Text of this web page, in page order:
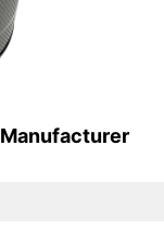
Manufacturer